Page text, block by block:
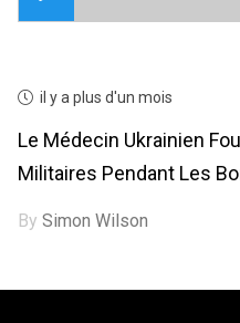
il y a plus d'un mois
Le Médecin Ukrainien
Militaires Pendant Les
BySimon Wilson